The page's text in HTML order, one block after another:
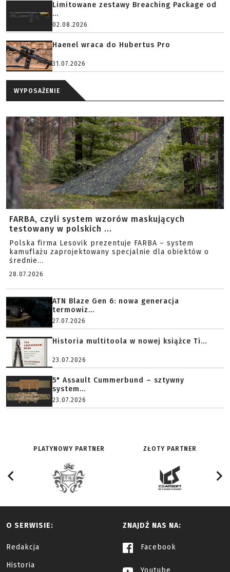
Limitowane zestawy Breaching Package od
...
02.08.2026
Haenel wraca do Hubertus Pro
31.07.2026
WYPOSAŻENIE
FARBA, czyli system wzorów maskujących
testowany w polskich ...
Polska firma Lesovik prezentuje FARBA – system
kamuflażu zaprojektowany specjalnie dla obiektów o
średnie...
28.07.2026
ATN Blaze Gen 6: nowa generacja
termowiz...
27.07.2026
Historia multitoola w nowej książce Ti...
23.07.2026
5" Assault Cummerbund – sztywny
system...
23.07.2026
PLATYNOWY PARTNER ZŁOTY PARTNER
O SERWISIE:
Redakcja
Historia
ZNAJDŹ NAS NA:
Facebook